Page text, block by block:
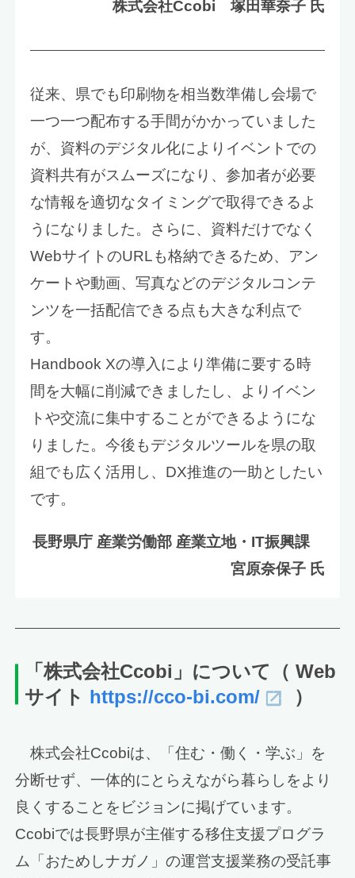
株式会社Ccobi 塚田華奈子 氏
従来、県でも印刷物を相当数準備し会場で
一つ一つ配布する手間がかかっていました
が、資料のデジタル化によりイベントでの
資料共有がスムーズになり、参加者が必要
な情報を適切なタイミングで取得できるよ
うになりました。さらに、資料だけでなく
WebサイトのURLも格納できるため、アン
ケートや動画、写真などのデジタルコンテ
ンツを一括配信できる点も大きな利点で
す。
Handbook Xの導入により準備に要する時
間を大幅に削減できましたし、よりイベン
トや交流に集中することができるようにな
りました。今後もデジタルツールを県の取
組でも広く活用し、DX推進の一助としたい
です。
長野県庁 産業労働部 産業立地・IT振興課
宮原奈保子 氏
「株式会社Ccobi」について
（ Web
サイト https://cco-bi.com/ ）
株式会社Ccobiは、「住む・働く・学ぶ」を
分断せず、一体的にとらえながら暮らしをより
良くすることをビジョンに掲げています。
Ccobiでは長野県が主催する移住支援プログラ
ム「おためしナガノ」の運営支援業務の受託事